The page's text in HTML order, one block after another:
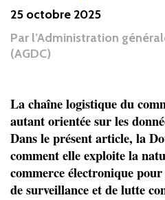
25 octobre 2025
Par l’Administration
(AGDC)
La chaîne logistique du
autant orientée sur les
Dans le présent article, la
comment elle exploite la
commerce électronique
de surveillance et de lutte